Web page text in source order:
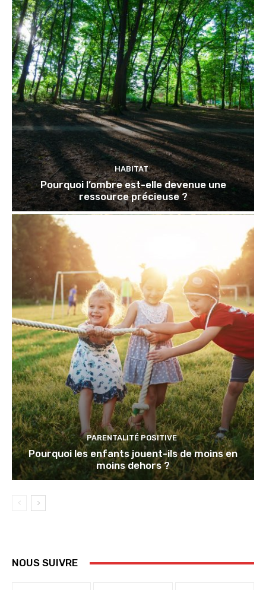
HABITAT
Pourquoi l’ombre est-elle devenue une
ressource précieuse ?
PARENTALITÉ POSITIVE
Pourquoi les enfants jouent-ils de moins en
moins dehors ?
NOUS SUIVRE